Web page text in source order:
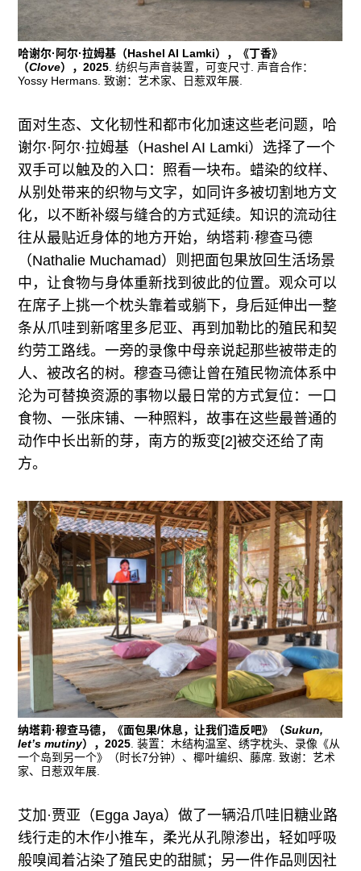
哈谢尔·阿尔·拉姆基（Hashel Al Lamki），《丁香》
（Clove），2025 . 纺织与声音装置，可变尺寸. 声音合作：
Yossy Hermans. 致谢：艺术家、日惹双年展.
面对生态、文化韧性和都市化加速这些老问题，哈
谢尔·阿尔·拉姆基（Hashel AI Lamki）选择了一个
双手可以触及的入口：照看一块布。蜡染的纹样、
从别处带来的织物与文字，如同许多被切割地方文
化，以不断补缀与缝合的方式延续。知识的流动往
往从最贴近身体的地方开始，纳塔莉·穆查马德
（Nathalie Muchamad）则把面包果放回生活场景
中，让食物与身体重新找到彼此的位置。观众可以
在席子上挑一个枕头靠着或躺下，身后延伸出一整
条从爪哇到新喀里多尼亚、再到加勒比的殖民和契
约劳工路线。一旁的录像中母亲说起那些被带走的
人、被改名的树。穆查马德让曾在殖民物流体系中
沦为可替换资源的事物以最日常的方式复位：一口
食物、一张床铺、一种照料，故事在这些最普通的
动作中长出新的芽，南方的叛变[2]被交还给了南
方。
纳塔莉·穆查马德，《面包果/休息，让我们造反吧》（Sukun,
let’s mutiny），2025 . 装置：木结构温室、绣字枕头、录像《从
一个岛到另一个》（时长7分钟）、椰叶编织、藤席. 致谢：艺术
家、日惹双年展.
艾加·贾亚（Egga Jaya）做了一辆沿爪哇旧糖业路
线行走的木作小推车，柔光从孔隙渗出，轻如呼吸
般嗅闻着沾染了殖民史的甜腻；另一件作品则因社